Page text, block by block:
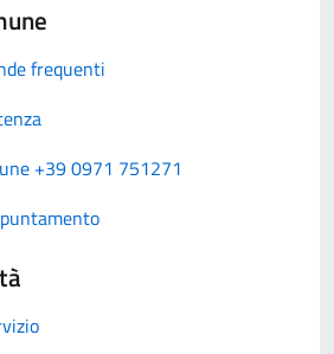
frequenti
+39 0971 751271